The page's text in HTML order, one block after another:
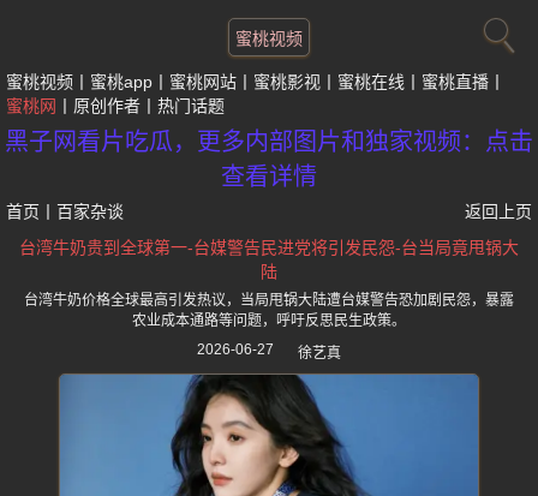
蜜桃视频
蜜桃视频 蜜桃app 蜜桃网站 蜜桃影视 蜜桃在线
蜜桃直播
蜜桃网
原创作者 热门话题
黑子网看片吃瓜，更多内部图片和独家视频：点击
查看详情
首页 百家杂谈
返回上页
台湾牛奶贵到全球第一-台媒警告民进党将引发民怨-台当局竟甩锅大
陆
台湾牛奶价格全球最高引发热议，当局甩锅大陆遭台媒警告恐加剧民怨，暴露
农业成本通路等问题，呼吁反思民生政策。
2026-06-27
徐艺真